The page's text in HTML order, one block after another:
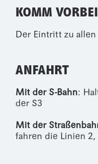
KOMM
Der Eintritt zu
ANFAHRT
Mit der S-Bahn:
der S3
Mit der
fahren die Linien 2,